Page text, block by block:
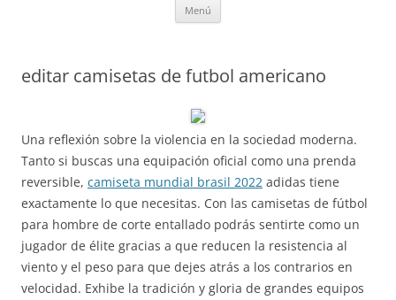
Menú
editar camisetas de futbol americano
Una reflexión sobre la violencia en la sociedad moderna.
Tanto si buscas una equipación oficial como una prenda
reversible, camiseta mundial brasil 2022 adidas tiene
exactamente lo que necesitas. Con las camisetas de fútbol
para hombre de corte entallado podrás sentirte como un
jugador de élite gracias a que reducen la resistencia al
viento y el peso para que dejes atrás a los contrarios en
velocidad. Exhibe la tradición y gloria de grandes equipos